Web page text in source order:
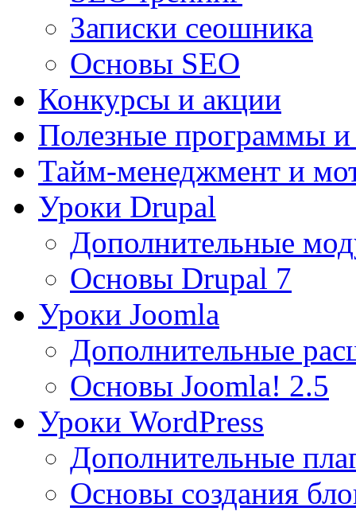
Записки сеошника
Основы SEO
Конкурсы и акции
Полезные программы и
Тайм-менеджмент и
Уроки Drupal
Дополнительные
Основы Drupal 7
Уроки Joomla
Дополнительные
Основы Joomla! 2.5
Уроки WordPress
Дополнительные
Основы создания